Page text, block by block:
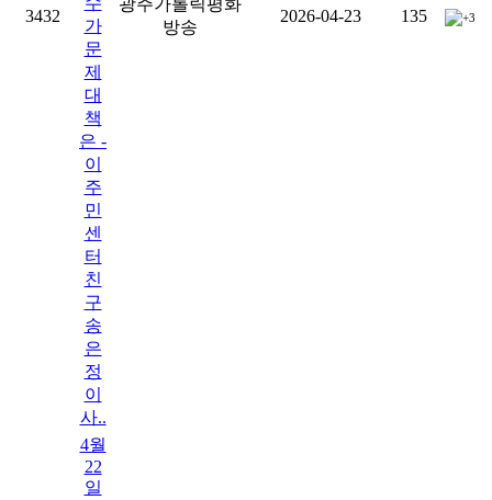
3432
가
문
제
대
책
은 -
이
주
민
센
터
친
구
송
은
정
이
사..
광주가톨릭평화
방송
2026-04-23 135 +3
4월
22
일